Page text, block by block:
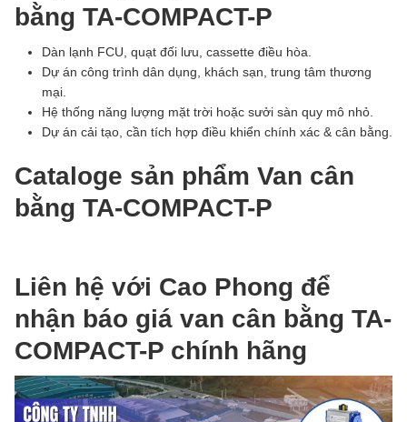
bằng TA-COMPACT-P
Dàn lạnh FCU, quạt đối lưu, cassette điều hòa.
Dự án công trình dân dụng, khách sạn, trung tâm thương
mại.
Hệ thống năng lượng mặt trời hoặc sưởi sàn quy mô nhỏ.
Dự án cải tạo, cần tích hợp điều khiển chính xác & cân bằng.
Cataloge sản phẩm Van cân
bằng TA-COMPACT-P
Liên hệ với Cao Phong để
nhận báo giá van cân bằng TA-
COMPACT-P chính hãng